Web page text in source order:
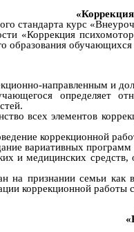
стандарта курс
«Коррекция
образования
направленным и
определяет
всех элементов
коррекционной
вариативных
и медицинских
на признании семьи
коррекционной